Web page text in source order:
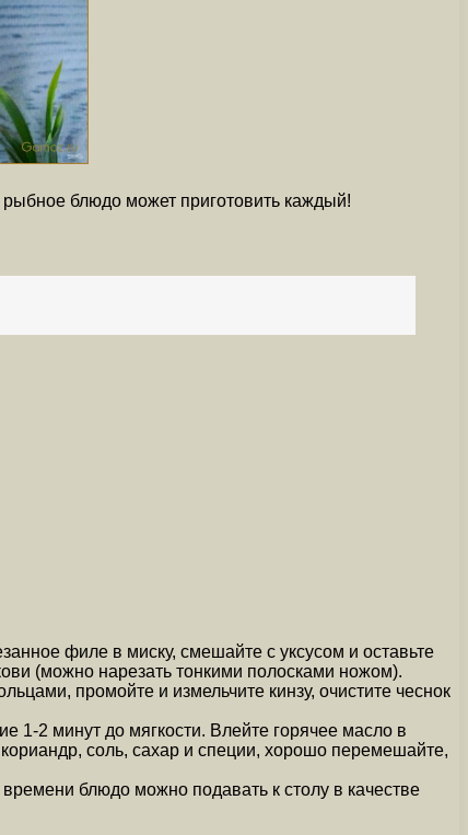
блюдо может приготовить каждый!
филе в миску, смешайте с уксусом и оставьте
(можно нарезать тонкими полосками ножом).
промойте и измельчите кинзу, очистите чеснок
1-2 минут до мягкости. Влейте горячее масло в
соль, сахар и специи, хорошо перемешайте,
блюдо можно подавать к столу в качестве